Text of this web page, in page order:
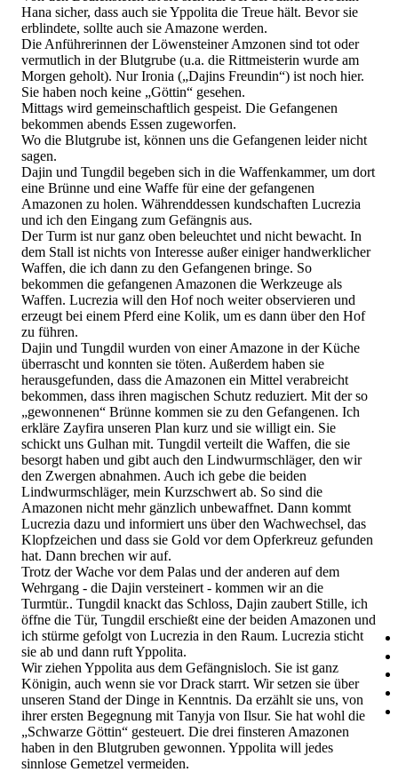
Hana sicher, dass auch sie Yppolita die Treue hält. Bevor sie
erblindete, sollte auch sie Amazone werden.
Die Anführerinnen der Löwensteiner Amzonen sind tot oder
vermutlich in der Blutgrube (u.a. die Rittmeisterin wurde am
Morgen geholt). Nur Ironia („Dajins Freundin“) ist noch hier.
Sie haben noch keine „Göttin“ gesehen.
Mittags wird gemeinschaftlich gespeist. Die Gefangenen
bekommen abends Essen zugeworfen.
Wo die Blutgrube ist, können uns die Gefangenen leider nicht
sagen.
Dajin und Tungdil begeben sich in die Waffenkammer, um dort
eine Brünne und eine Waffe für eine der gefangenen
Amazonen zu holen. Währenddessen kundschaften Lucrezia
und ich den Eingang zum Gefängnis aus.
Der Turm ist nur ganz oben beleuchtet und nicht bewacht. In
dem Stall ist nichts von Interesse außer einiger handwerklicher
Waffen, die ich dann zu den Gefangenen bringe. So
bekommen die gefangenen Amazonen die Werkzeuge als
Waffen. Lucrezia will den Hof noch weiter observieren und
erzeugt bei einem Pferd eine Kolik, um es dann über den Hof
zu führen.
Dajin und Tungdil wurden von einer Amazone in der Küche
überrascht und konnten sie töten. Außerdem haben sie
herausgefunden, dass die Amazonen ein Mittel verabreicht
bekommen, dass ihren magischen Schutz reduziert. Mit der so
„gewonnenen“ Brünne kommen sie zu den Gefangenen. Ich
erkläre Zayfira unseren Plan kurz und sie willigt ein. Sie
schickt uns Gulhan mit. Tungdil verteilt die Waffen, die sie
besorgt haben und gibt auch den Lindwurmschläger, den wir
den Zwergen abnahmen. Auch ich gebe die beiden
Lindwurmschläger, mein Kurzschwert ab. So sind die
Amazonen nicht mehr gänzlich unbewaffnet. Dann kommt
Lucrezia dazu und informiert uns über den Wachwechsel, das
Klopfzeichen und dass sie Gold vor dem Opferkreuz gefunden
hat. Dann brechen wir auf.
Trotz der Wache vor dem Palas und der anderen auf dem
Wehrgang - die Dajin versteinert - kommen wir an die
Turmtür.. Tungdil knackt das Schloss, Dajin zaubert Stille, ich
öffne die Tür, Tungdil erschießt eine der beiden Amazonen und
ich stürme gefolgt von Lucrezia in den Raum. Lucrezia sticht
sie ab und dann ruft Yppolita.
Wir ziehen Yppolita aus dem Gefängnisloch. Sie ist ganz
Königin, auch wenn sie vor Drack starrt. Wir setzen sie über
unseren Stand der Dinge in Kenntnis. Da erzählt sie uns, von
ihrer ersten Begegnung mit Tanyja von Ilsur. Sie hat wohl die
„Schwarze Göttin“ gesteuert. Die drei finsteren Amazonen
haben in den Blutgruben gewonnen. Yppolita will jedes
sinnlose Gemetzel vermeiden.